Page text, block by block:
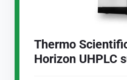
Thermo
Horizon UHPLC